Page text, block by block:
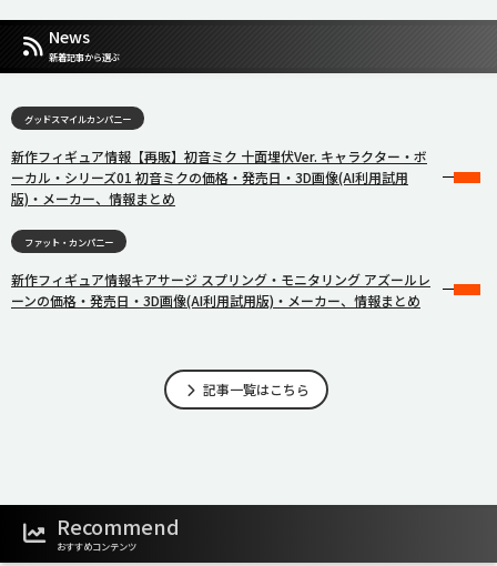
News
新着記事から選ぶ
グッドスマイルカンパニー
新作フィギュア情報【再販】初音ミク 十面埋伏Ver. キャラクター・ボ
ーカル・シリーズ01 初音ミクの価格・発売日・3D画像(AI利用試用
版)・メーカー、情報まとめ
ファット・カンパニー
新作フィギュア情報キアサージ スプリング・モニタリング アズールレ
ーンの価格・発売日・3D画像(AI利用試用版)・メーカー、情報まとめ
記事一覧はこちら
Recommend
おすすめコンテンツ